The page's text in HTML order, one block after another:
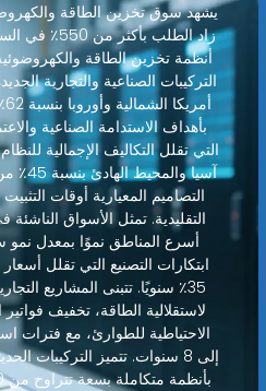
يشهد سوق تخزين الطاقة
زاد الطلب
التركيبات الصناعية والتجارية
بأهداف الاستدامة الصناعية
آسيا
التقليدية. تمثل الأسواق
ابتكارات التصنيع التي تقلل
35٪ سنويًا. تتبنى المشاريع
لاستقلالية الطاقة، تخفيف فواتير
إلى 8 سنوات. تتميز التركيبات